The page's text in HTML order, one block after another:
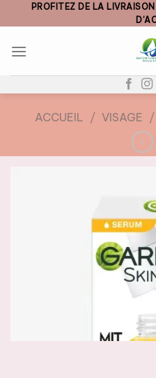
to
PROFITEZ DE LA
ACCUEIL / VISAGE /